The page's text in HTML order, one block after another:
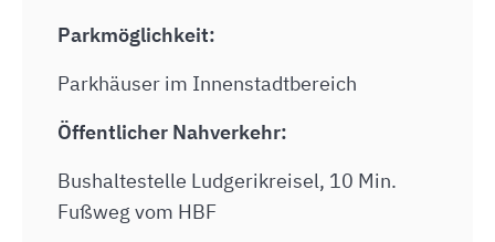
Parkmöglichkeit:
Parkhäuser im Innenstadtbereich
Öffentlicher Nahverkehr:
Bushaltestelle Ludgerikreisel, 10 Min.
Fußweg vom HBF